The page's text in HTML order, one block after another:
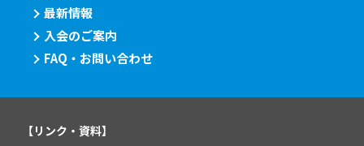
最新情報
入会のご案内
FAQ・お問い合わせ
【リンク・資料】